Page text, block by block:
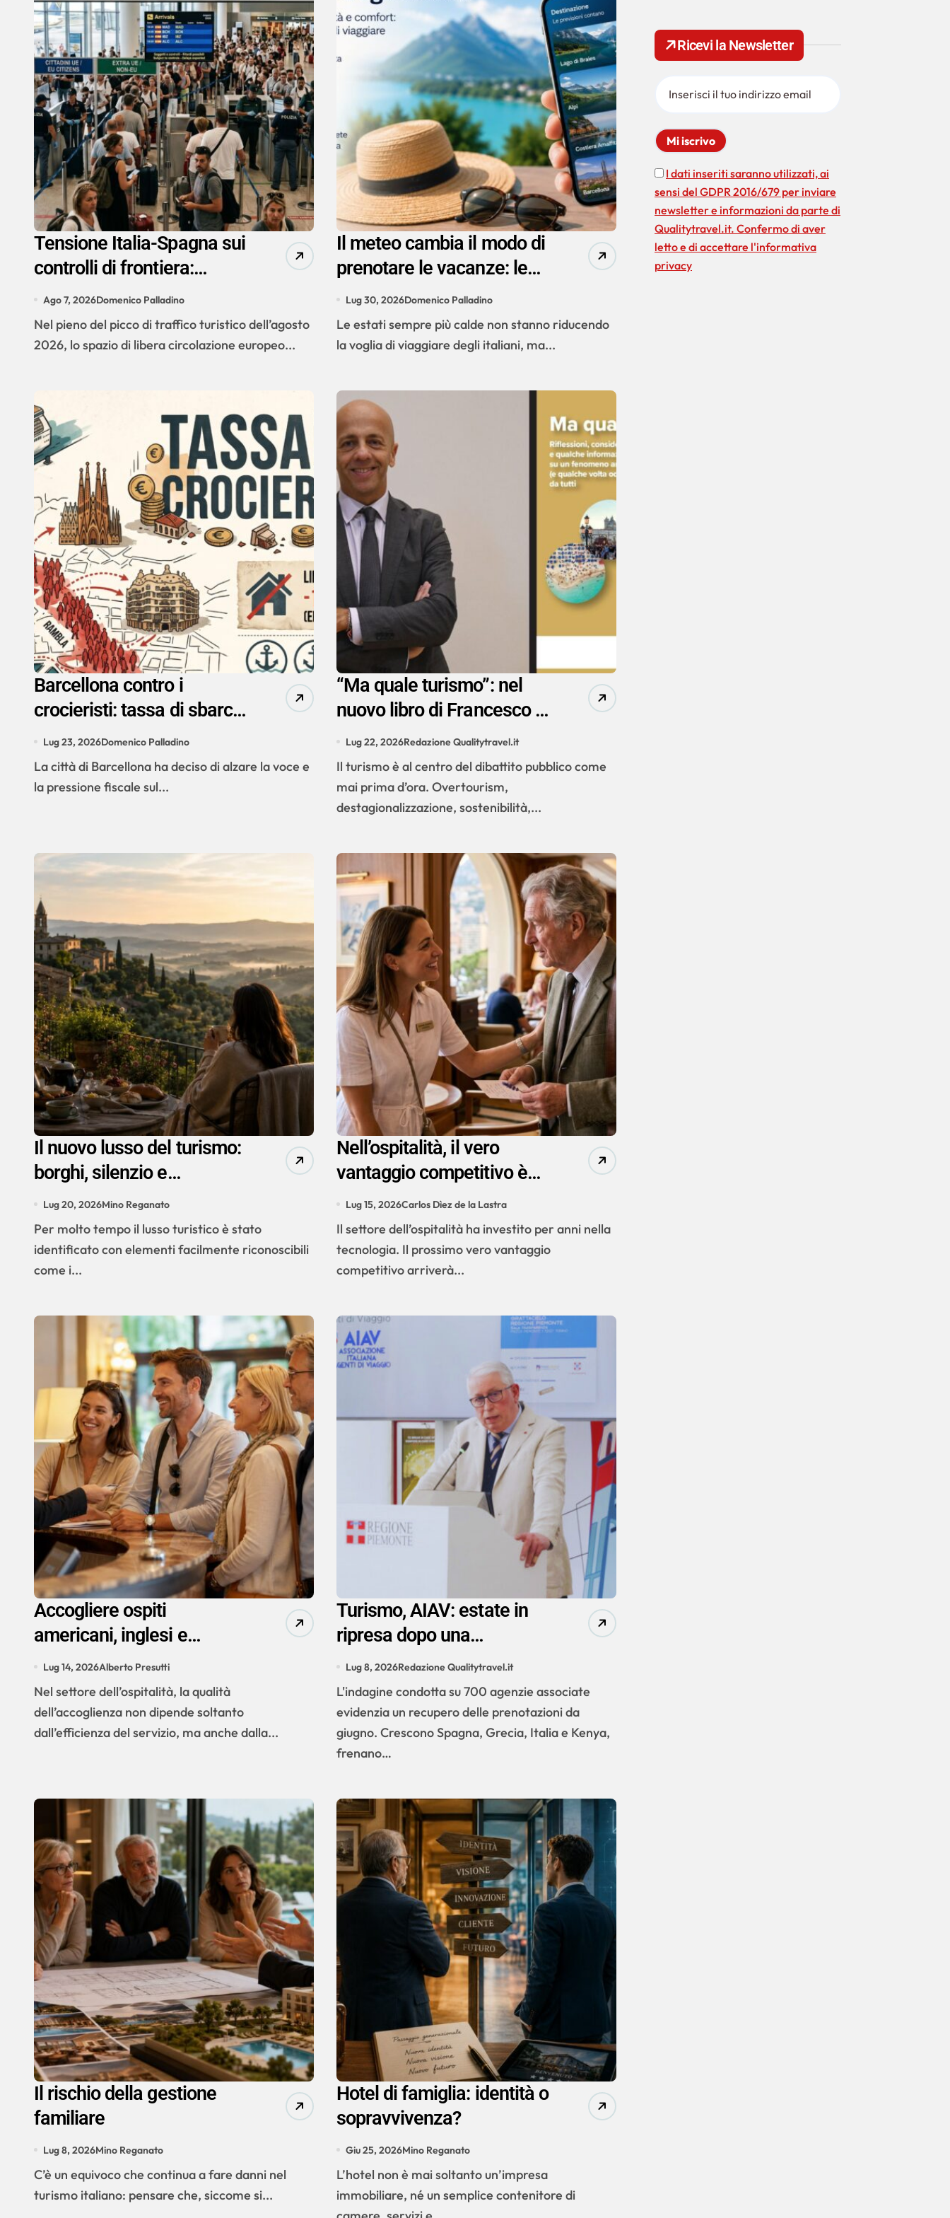
Tensione Italia-Spagna sui
controlli di frontiera:
respinto l’ultimatum di
Madrid. Ecco chi rischia più
disagi
Ago 7, 2026Domenico Palladino
Nel pieno del picco di traffico turistico dell’agosto
2026, lo spazio di libera circolazione europeo...
Il meteo cambia il modo di
prenotare le vacanze: le
strategie per intercettare i
nuovi viaggiatori
Lug 30, 2026Domenico Palladino
Le estati sempre più calde non stanno riducendo
la voglia di viaggiare degli italiani, ma...
Barcellona contro i
crocieristi: tassa di sbarco
fino a 30 euro. Ma la
salverà dall’overtourism?
Lug 23, 2026Domenico Palladino
La città di Barcellona ha deciso di alzare la voce e
la pressione fiscale sul...
“Ma quale turismo”: nel
nuovo libro di Francesco di
Cesare una riflessione sul
futuro del settore
Lug 22, 2026Redazione Qualitytravel.it
Il turismo è al centro del dibattito pubblico come
mai prima d’ora. Overtourism,
destagionalizzazione, sostenibilità,...
Il nuovo lusso del turismo:
borghi, silenzio e
autenticità
Lug 20, 2026Mino Reganato
Per molto tempo il lusso turistico è stato
identificato con elementi facilmente riconoscibili
come i...
Nell’ospitalità, il vero
vantaggio competitivo è
ancora più umano
Lug 15, 2026Carlos Dìez de la Lastra
Il settore dell’ospitalità ha investito per anni nella
tecnologia. Il prossimo vero vantaggio
competitivo arriverà...
Accogliere ospiti
americani, inglesi e
tedeschi: come
trasformare le differenze
culturali in un valore per
l’hospitality
Lug 14, 2026Alberto Presutti
Nel settore dell’ospitalità, la qualità
dell’accoglienza non dipende soltanto
dall’efficienza del servizio, ma anche dalla...
Turismo, AIAV: estate in
ripresa dopo una
primavera difficile, ma il
mercato resta prudente
Lug 8, 2026Redazione Qualitytravel.it
L'indagine condotta su 700 agenzie associate
evidenzia un recupero delle prenotazioni da
giugno. Crescono Spagna, Grecia, Italia e Kenya,
frenano…
Il rischio della gestione
familiare
Lug 8, 2026Mino Reganato
C’è un equivoco che continua a fare danni nel
turismo italiano: pensare che, siccome si...
Hotel di famiglia: identità o
sopravvivenza?
Giu 25, 2026Mino Reganato
L’hotel non è mai soltanto un’impresa
immobiliare, né un semplice contenitore di
c
p
Ricevi la Newsletter
I dati inseriti saranno utilizzati, ai
sensi del GDPR 2016/679 per inviare
newsletter e informazioni da parte di
Qualitytravel.it. Confermo di aver
letto e di accettare l'informativa
privacy